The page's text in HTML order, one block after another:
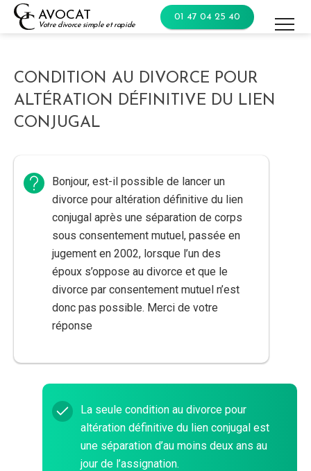
Skip
AVOCAT
Votre divorce simple et rapide
01 47 04 25 40
CONDITION AU DIVORCE POUR
ALTÉRATION DÉFINITIVE DU LIEN
CONJUGAL
Bonjour, est-il possible de lancer un
divorce pour altération définitive du lien
conjugal après une séparation de corps
sous consentement mutuel, passée en
jugement en 2002, lorsque l’un des
époux s’oppose au divorce et que le
divorce par consentement mutuel n’est
donc pas possible. Merci de votre
réponse
La seule condition au divorce pour
altération définitive du lien conjugal est
une séparation d’au moins deux ans au
jour de l’assignation.